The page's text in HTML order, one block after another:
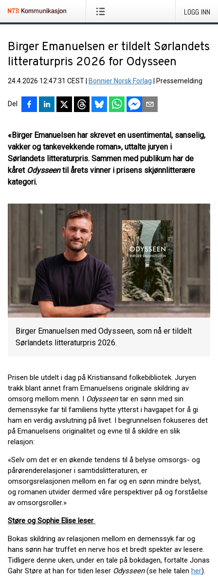
LOGG INN
Birger Emanuelsen er tildelt Sørlandets
litteraturpris 2026 for Odysseen
24.4.2026 12:47:31 CEST Bonnier Norsk Forlag Pressemelding
Del
«Birger Emanuelsen har skrevet en usentimental, sanselig,
vakker og tankevekkende roman», uttalte juryen i
Sørlandets litteraturpris. Sammen med publikum har de
kåret Odysseentil årets vinner i prisens skjønnlitterære
kategori.
Birger Emanuelsen med Odysseen, som nå er tildelt
Sørlandets litteraturpris 2026.
Prisen ble utdelt i dag på Kristiansand folkebibliotek. Juryen
trakk blant annet fram Emanuelsens originale skildring av
omsorg mellom menn. I Odysseentar en sønn med sin
demenssyke far til familiens hytte ytterst i havgapet for å gi
ham en verdig avslutning på livet. I begrunnelsen fokuseres det
på Emanuelsens originalitet og evne til å skildre en slik
relasjon:
«Selv om det er en økende tendens til å belyse omsorgs- og
pårørenderelasjoner i samtidslitteraturen, er
omsorgsrelasjonen mellom en far og en sønn mindre belyst,
og romanen utvider dermed våre perspektiver på og forståelse
av omsorgsroller.»
Støre og Sophie Elise leser
Bokas skildring av relasjonen mellom en demenssyk far og
hans sønn har truffet en nerve hos et bredt spekter av lesere.
Tidligere denne uken, under en tale på bokdagen, fortalte Jonas
Gahr Støre at han for tiden leser Odysseen(se hele talen her).